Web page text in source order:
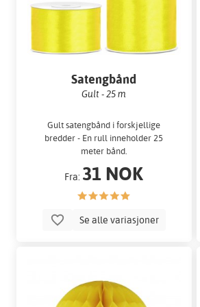
Satengbånd
Gult - 25 m
Gult satengbånd i forskjellige
bredder - En rull inneholder 25
meter bånd.
Fra: 31 NOK
Se alle variasjoner